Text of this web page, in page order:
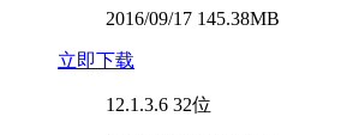
2016/09/17 145.38MB
立即下载
12.1.3.6 32位